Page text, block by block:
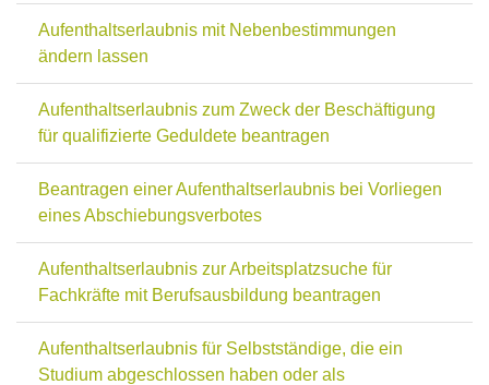
Aufenthaltserlaubnis mit Nebenbestimmungen
ändern lassen
Aufenthaltserlaubnis zum Zweck der Beschäftigung
für qualifizierte Geduldete beantragen
Beantragen einer Aufenthaltserlaubnis bei Vorliegen
eines Abschiebungsverbotes
Aufenthaltserlaubnis zur Arbeitsplatzsuche für
Fachkräfte mit Berufsausbildung beantragen
Aufenthaltserlaubnis für Selbstständige, die ein
Studium abgeschlossen haben oder als